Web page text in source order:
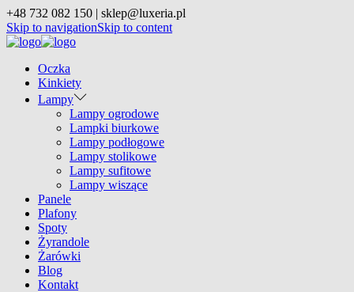
+48 732 082 150 | sklep@luxeria.pl
Skip to navigationSkip to content
Oczka
Kinkiety
Lampy
Lampy ogrodowe
Lampki biurkowe
Lampy podłogowe
Lampy stolikowe
Lampy sufitowe
Lampy wiszące
Panele
Plafony
Spoty
Żyrandole
Żarówki
Blog
Kontakt